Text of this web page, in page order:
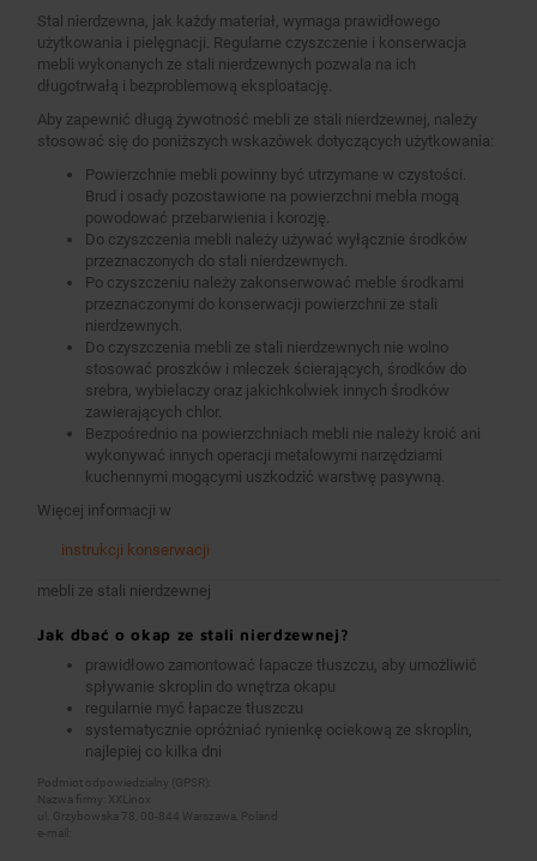
Stal nierdzewna, jak każdy materiał, wymaga prawidłowego
użytkowania i pielęgnacji. Regularne czyszczenie i konserwacja
mebli wykonanych ze stali nierdzewnych pozwala na ich
długotrwałą i bezproblemową eksploatację.
Aby zapewnić długą żywotność mebli ze stali nierdzewnej, należy
stosować się do poniższych wskazówek dotyczących użytkowania:
Powierzchnie mebli powinny być utrzymane w czystości.
Brud i osady pozostawione na powierzchni mebla mogą
powodować przebarwienia i korozję.
Do czyszczenia mebli należy używać wyłącznie środków
przeznaczonych do stali nierdzewnych.
Po czyszczeniu należy zakonserwować meble środkami
przeznaczonymi do konserwacji powierzchni ze stali
nierdzewnych.
Do czyszczenia mebli ze stali nierdzewnych nie wolno
stosować proszków i mleczek ścierających, środków do
srebra, wybielaczy oraz jakichkolwiek innych środków
zawierających chlor.
Bezpośrednio na powierzchniach mebli nie należy kroić ani
wykonywać innych operacji metalowymi narzędziami
kuchennymi mogącymi uszkodzić warstwę pasywną.
Więcej informacji w
instrukcji konserwacji
mebli ze stali nierdzewnej
Jak dbać o okap ze stali nierdzewnej?
prawidłowo zamontować łapacze tłuszczu, aby umożliwić
spływanie skroplin do wnętrza okapu
regularnie myć łapacze tłuszczu
systematycznie opróżniać rynienkę ociekową ze skroplin,
najlepiej co kilka dni
Podmiot odpowiedzialny (GPSR):
Nazwa firmy: XXLinox
ul. Grzybowska 78, 00-844 Warszawa, Poland
e-mail: